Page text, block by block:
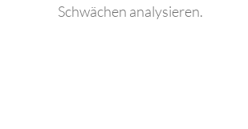
Schwächen analysieren.